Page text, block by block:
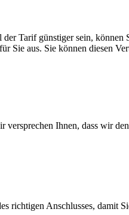
Tarif günstiger sein,
aus. Sie können diesen
Ihnen, dass wir
richtigen Anschlusses, damit